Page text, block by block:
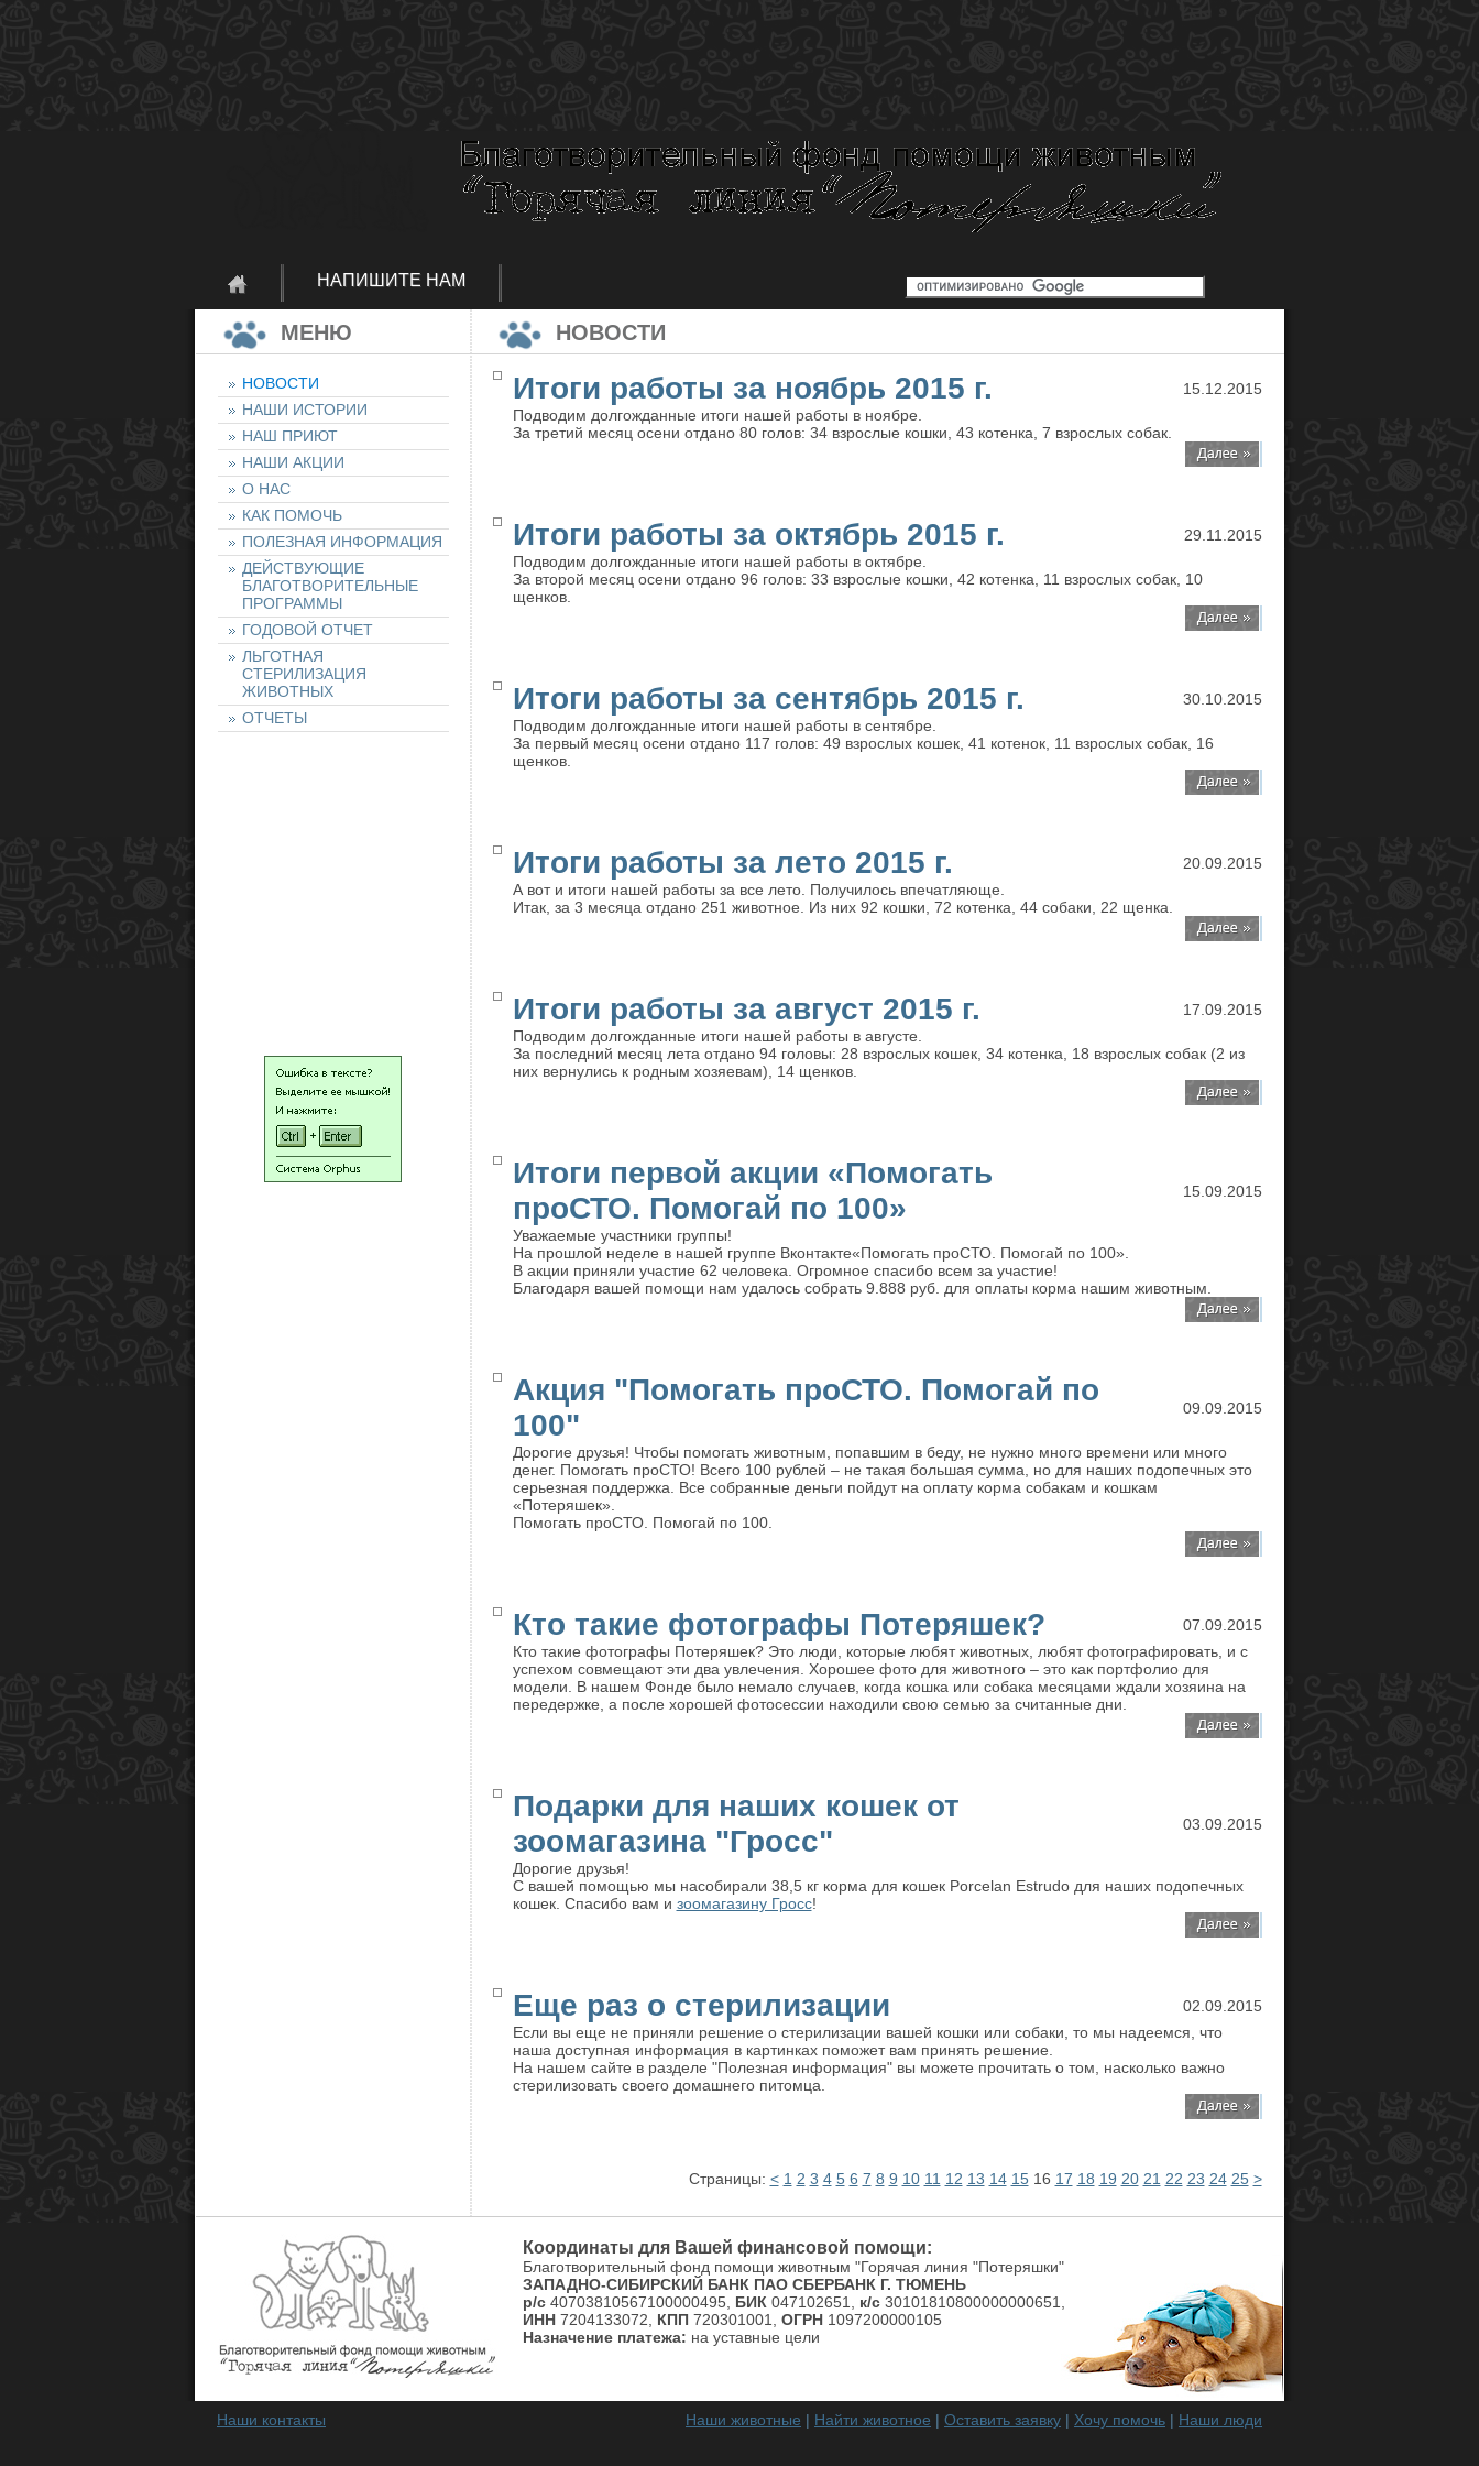
НАПИШИТЕ НАМ
МЕНЮ
НОВОСТИ
НАШИ ИСТОРИИ
НАШ ПРИЮТ
НАШИ АКЦИИ
О НАС
КАК ПОМОЧЬ
ПОЛЕЗНАЯ ИНФОРМАЦИЯ
ДЕЙСТВУЮЩИЕ
БЛАГОТВОРИТЕЛЬНЫЕ
ПРОГРАММЫ
ГОДОВОЙ ОТЧЕТ
ЛЬГОТНАЯ
СТЕРИЛИЗАЦИЯ
ЖИВОТНЫХ
ОТЧЕТЫ
НОВОСТИ
Итоги работы за ноябрь 2015 г.
15.12.2015
Подводим долгожданные итоги нашей работы в ноябре.
За третий месяц осени отдано 80 голов: 34 взрослые кошки, 43 котенка, 7 взрослых собак.
Итоги работы за октябрь 2015 г.
29.11.2015
Подводим долгожданные итоги нашей работы в октябре.
За второй месяц осени отдано 96 голов: 33 взрослые кошки, 42 котенка, 11 взрослых собак, 10
щенков.
Итоги работы за сентябрь 2015 г.
30.10.2015
Подводим долгожданные итоги нашей работы в сентябре.
За первый месяц осени отдано 117 голов: 49 взрослых кошек, 41 котенок, 11 взрослых собак, 16
щенков.
Итоги работы за лето 2015 г.
20.09.2015
А вот и итоги нашей работы за все лето. Получилось впечатляюще.
Итак, за 3 месяца отдано 251 животное. Из них 92 кошки, 72 котенка, 44 собаки, 22 щенка.
Итоги работы за август 2015 г.
17.09.2015
Подводим долгожданные итоги нашей работы в августе.
За последний месяц лета отдано 94 головы: 28 взрослых кошек, 34 котенка, 18 взрослых собак (2 из
них вернулись к родным хозяевам), 14 щенков.
Итоги первой акции «Помогать
проСТО. Помогай по 100»
15.09.2015
Уважаемые участники группы!
На прошлой неделе в нашей группе Вконтакте«Помогать проСТО. Помогай по 100».
В акции приняли участие 62 человека. Огромное спасибо всем за участие!
Благодаря вашей помощи нам удалось собрать 9.888 руб. для оплаты корма нашим животным.
Акция "Помогать проСТО. Помогай по
100"
09.09.2015
Дорогие друзья! Чтобы помогать животным, попавшим в беду, не нужно много времени или много
денег. Помогать проСТО! Всего 100 рублей – не такая большая сумма, но для наших подопечных это
серьезная поддержка. Все собранные деньги пойдут на оплату корма собакам и кошкам
«Потеряшек».
Помогать проСТО. Помогай по 100.
Кто такие фотографы Потеряшек?
07.09.2015
Кто такие фотографы Потеряшек? Это люди, которые любят животных, любят фотографировать, и с
успехом совмещают эти два увлечения. Хорошее фото для животного – это как портфолио для
модели. В нашем Фонде было немало случаев, когда кошка или собака месяцами ждали хозяина на
передержке, а после хорошей фотосессии находили свою семью за считанные дни.
Подарки для наших кошек от
зоомагазина "Гросс"
03.09.2015
Дорогие друзья!
С вашей помощью мы насобирали 38,5 кг корма для кошек Porcelan Estrudo для наших подопечных
кошек. Спасибо вам и зоомагазину Гросс!
Еще раз о стерилизации
02.09.2015
Если вы еще не приняли решение о стерилизации вашей кошки или собаки, то мы надеемся, что
наша доступная информация в картинках поможет вам принять решение.
На нашем сайте в разделе "Полезная информация" вы можете прочитать о том, насколько важно
стерилизовать своего домашнего питомца.
Страницы: < 1 2 3 4 5 6 7 8 9 10 11 12 13 14 15 16 17 18 19 20 21 22 23 24 25 >
Координаты для Вашей финансовой помощи:
Благотворительный фонд помощи животным "Горячая линия "Потеряшки"
ЗАПАДНО-СИБИРСКИЙ БАНК ПАО СБЕРБАНК Г. ТЮМЕНЬ
р/с 40703810567100000495, БИК 047102651, к/с 30101810800000000651,
ИНН 7204133072, КПП 720301001, ОГРН 1097200000105
Назначение платежа: на уставные цели
Наши контакты Наши животные | Найти животное | Оставить заявку | Хочу помочь | Наши люди